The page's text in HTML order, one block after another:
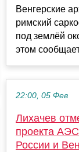
Венгерские
римский
под землёй
этом
22:00, 05 Фев
Лихачев
проекта
России и